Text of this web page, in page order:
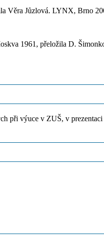
Věra Jůzlová. LYNX, Brno
1961, přeložila D.
při výuce v ZUŠ, v prezentaci